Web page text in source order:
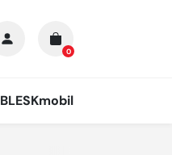
0
BLESKmobil